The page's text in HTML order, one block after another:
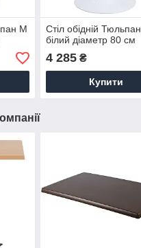
М
Стіл обідній Тюльпан
білий діаметр 80 см
4 285₴
Купити